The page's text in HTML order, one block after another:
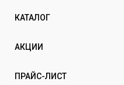
КАТАЛОГ
АКЦИИ
ПРАЙС-ЛИСТ